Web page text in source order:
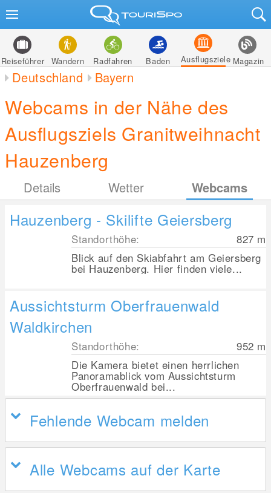
Reiseführer Wandern Radfahren Baden Ausflugsziele Magazin
Deutschland Bayern
Webcams in der Nähe des
Ausflugsziels Granitweihnacht
Hauzenberg
Details Wetter Webcams
Hauzenberg - Skilifte Geiersberg
Standorthöhe: 827 m
Blick auf den Skiabfahrt am Geiersberg
bei Hauzenberg. Hier finden viele...
Aussichtsturm Oberfrauenwald
Waldkirchen
Standorthöhe: 952 m
Die Kamera bietet einen herrlichen
Panoramablick vom Aussichtsturm
Oberfrauenwald bei...
Fehlende Webcam melden
Alle Webcams auf der Karte